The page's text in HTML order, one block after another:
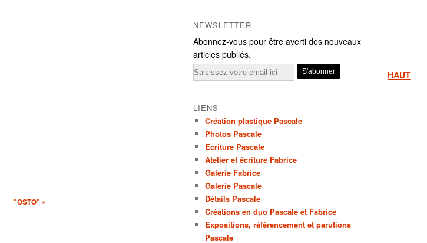
HAUT
"OSTO" »
NEWSLETTER
Abonnez-vous pour être averti des nouveaux
articles publiés.
Email
LIENS
Création plastique Pascale
Photos Pascale
Ecriture Pascale
Atelier et écriture Fabrice
Galerie Fabrice
Galerie Pascale
Détails Pascale
Créations en duo Pascale et Fabrice
Expositions, référencement et parutions
Pascale